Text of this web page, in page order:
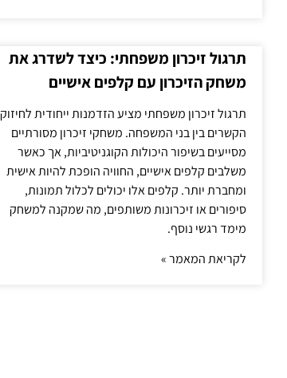
תרגול זיכרון משפחתי: כיצד לשדרג את
משחק הזיכרון עם קלפים אישיים
תרגול זיכרון משפחתי מציע הזדמנות ייחודית לחיזוק
הקשרים בין בני המשפחה. משחקי זיכרון מסורתיים
מסייעים בשיפור היכולות הקוגניטיביות, אך כאשר
משלבים קלפים אישיים, החוויה הופכת להיות אישית
ומחברת יותר. קלפים אלו יכולים לכלול תמונות,
סיפורים או זיכרונות משותפים, מה שמקנה למשחק
מימד רגשי נוסף.
לקריאת המאמר »